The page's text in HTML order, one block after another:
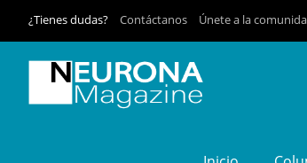
¿Tienes dudas? Contáctanos Únete a la